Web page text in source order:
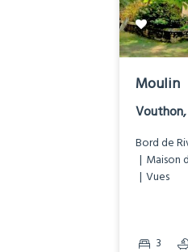
Moulin
Bord de
Maison
Vues
3